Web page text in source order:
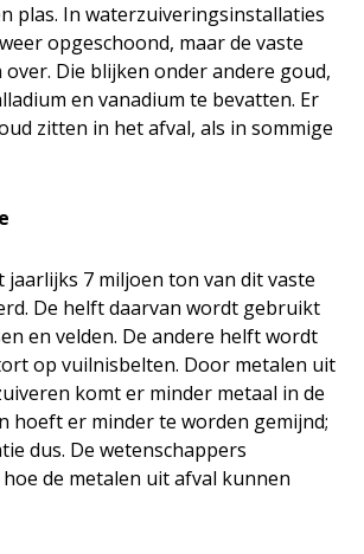
plas. In waterzuiveringsinstallaties
opgeschoond, maar de vaste
Die blijken onder andere goud,
en vanadium te bevatten. Er
zitten in het afval, als in sommige
jaarlijks 7 miljoen ton van dit vaste
De helft daarvan wordt gebruikt
en velden. De andere helft wordt
op vuilnisbelten. Door metalen uit
komt er minder metaal in de
hoeft er minder te worden gemijnd;
dus. De wetenschappers
de metalen uit afval kunnen